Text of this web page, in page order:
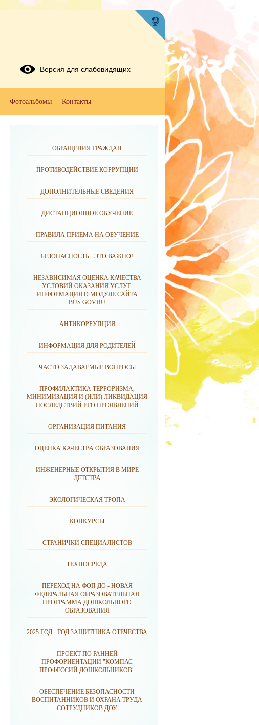
ОБРАЩЕНИЯ ГРАЖДАН
ПРОТИВОДЕЙСТВИЕ КОРРУПЦИИ
ДОПОЛНИТЕЛЬНЫЕ СВЕДЕНИЯ
ДИСТАНЦИОННОЕ ОБУЧЕНИЕ
ПРАВИЛА ПРИЕМА НА ОБУЧЕНИЕ
БЕЗОПАСНОСТЬ - ЭТО ВАЖНО!
НЕЗАВИСИМАЯ ОЦЕНКА КАЧЕСТВА
УСЛОВИЙ ОКАЗАНИЯ УСЛУГ.
ИНФОРМАЦИЯ О МОДУЛЕ САЙТА
BUS.GOV.RU
АНТИКОРРУПЦИЯ
ИНФОРМАЦИЯ ДЛЯ РОДИТЕЛЕЙ
ЧАСТО ЗАДАВАЕМЫЕ ВОПРОСЫ
ПРОФИЛАКТИКА ТЕРРОРИЗМА,
МИНИМИЗАЦИЯ И (ИЛИ) ЛИКВИДАЦИЯ
ПОСЛЕДСТВИЙ ЕГО ПРОЯВЛЕНИЙ
ОРГАНИЗАЦИЯ ПИТАНИЯ
ОЦЕНКА КАЧЕСТВА ОБРАЗОВАНИЯ
ИНЖЕНЕРНЫЕ ОТКРЫТИЯ В МИРЕ
ДЕТСТВА
ЭКОЛОГИЧЕСКАЯ ТРОПА
КОНКУРСЫ
СТРАНИЧКИ СПЕЦИАЛИСТОВ
ТЕХНОСРЕДА
ПЕРЕХОД НА ФОП ДО - НОВАЯ
ФЕДЕРАЛЬНАЯ ОБРАЗОВАТЕЛЬНАЯ
ПРОГРАММА ДОШКОЛЬНОГО
ОБРАЗОВАНИЯ
2025 ГОД - ГОД ЗАЩИТНИКА ОТЕЧЕСТВА
ПРОЕКТ ПО РАННЕЙ
ПРОФОРИЕНТАЦИИ "КОМПАС
ПРОФЕССИЙ ДОШКОЛЬНИКОВ"
ОБЕСПЕЧЕНИЕ БЕЗОПАСНОСТИ
ВОСПИТАННИКОВ И ОХРАНА ТРУДА
СОТРУДНИКОВ ДОУ
Версия для слабовидящих
Фотоальбомы Контакты